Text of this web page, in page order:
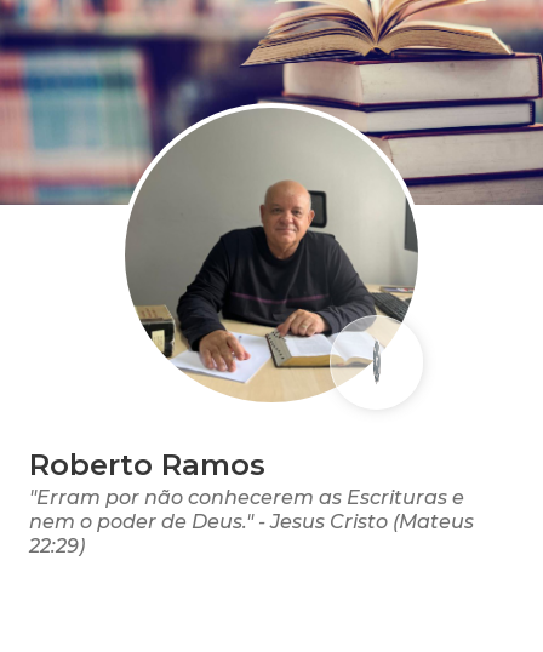
Roberto Ramos
"Erram por não conhecerem as Escrituras e
nem o poder de Deus." - Jesus Cristo (Mateus
22:29)